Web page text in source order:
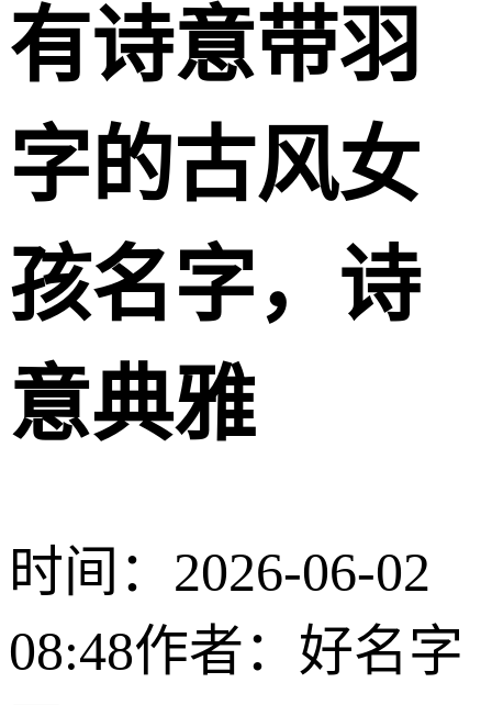
有诗意带羽
字的古风女
孩名字，诗
意典雅
时间：2026-06-02
08:48作者：好名字